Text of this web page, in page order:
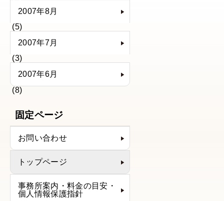
2007年8月
(5)
2007年7月
(3)
2007年6月
(8)
固定ページ
お問い合わせ
トップページ
事務所案内・料金の目安・
個人情報保護指針